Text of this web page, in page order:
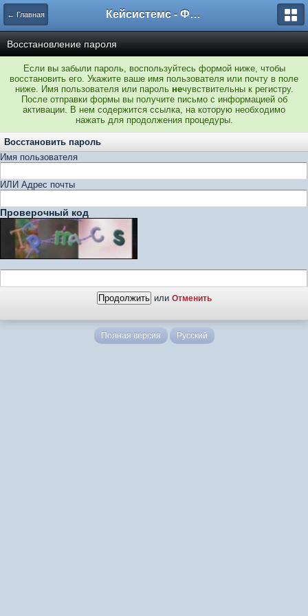
← Главная Кейсистемс - Форумы
Восстановление пароля
Если вы забыли пароль, воспользуйтесь формой ниже, чтобы
восстановить его. Укажите ваше имя пользователя или почту в поле
ниже. Имя пользователя или пароль нечувствительны к регистру.
После отправки формы вы получите письмо с информацией об
активации. В нем содержится ссылка, на которую необходимо
нажать для продолжения процедуры.
Восстановить пароль
Имя пользователя
ИЛИ Адрес почты
Проверочный код
или Отменить
Полная версия Русский